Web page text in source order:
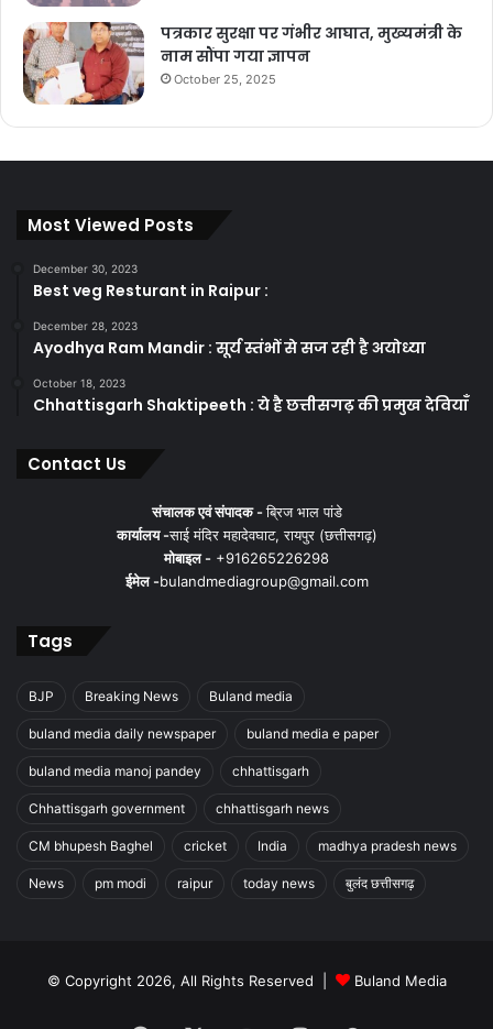
पत्रकार सुरक्षा पर गंभीर आघात, मुख्यमंत्री के
नाम सौंपा गया ज्ञापन
October 25, 2025
Most Viewed Posts
December 30, 2023
Best veg Resturant in Raipur :
December 28, 2023
Ayodhya Ram Mandir : सूर्य स्तंभों से सज रही है अयोध्या
October 18, 2023
Chhattisgarh Shaktipeeth : ये है छत्तीसगढ़ की प्रमुख देवियाँ
Contact Us
संचालक एवं संपादक -ब्रिज भाल पांडे
कार्यालय -साई मंदिर महादेवघाट, रायपुर (छत्तीसगढ़)
मोबाइल - +916265226298
ईमेल -bulandmediagroup@gmail.com
Tags
BJP Breaking News Buland media
buland media daily newspaper buland media e paper
buland media manoj pandey chhattisgarh
Chhattisgarh government chhattisgarh news
CM bhupesh Baghel cricket India madhya pradesh news
News pm modi raipur today news बुलंद छत्तीसगढ़
© Copyright 2026, All Rights Reserved | Buland Media